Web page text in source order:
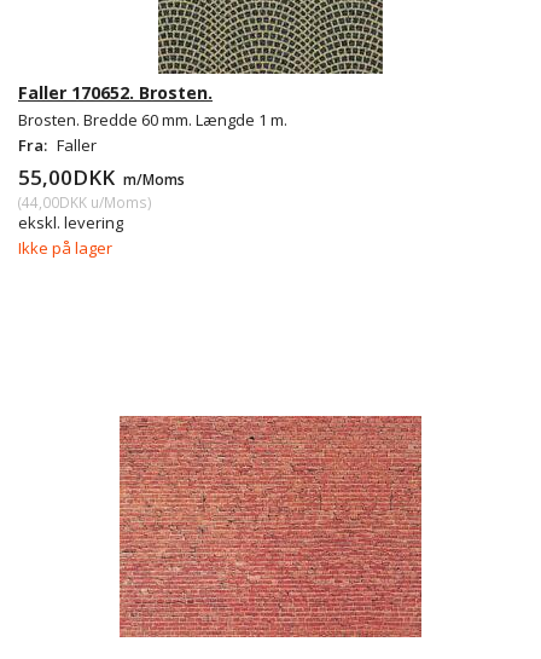
Faller 170652. Brosten.
Brosten. Bredde 60 mm. Længde 1 m.
Fra: Faller
55,00DKK m/Moms
(44,00DKK u/Moms)
ekskl. levering
Ikke på lager